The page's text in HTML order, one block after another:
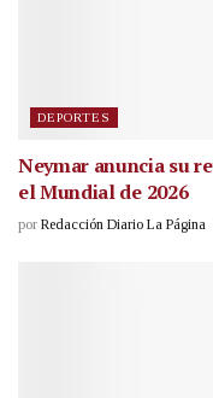
DEPORTES
Neymar anuncia su
el Mundial de 2026
por Redacción Diario La Página